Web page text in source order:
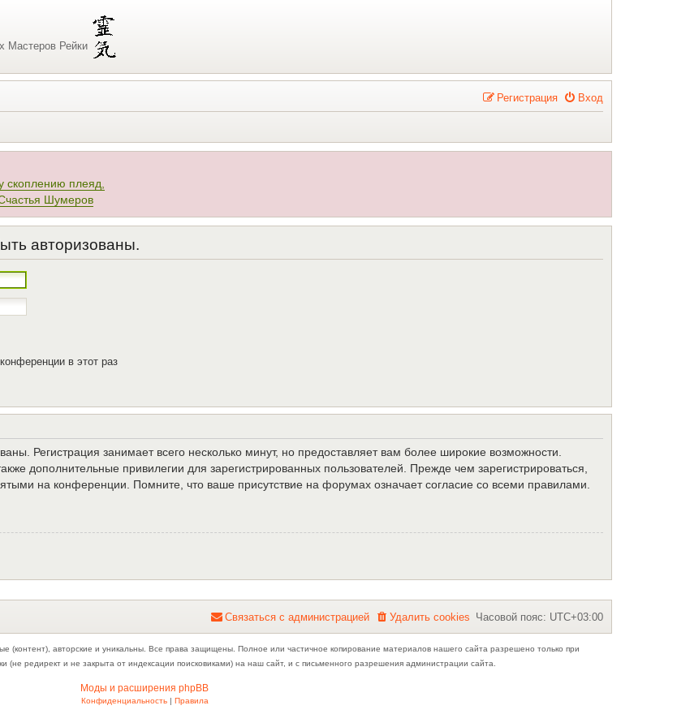
Мастеров Рейки
Вход
Регистрация
скоплению плеяд,
Шумеров
авторизованы.
в этот раз
Регистрация занимает всего несколько минут, но предоставляет вам более широкие возможности.
дополнительные привилегии для зарегистрированных пользователей. Прежде чем зарегистрироваться,
на конференции. Помните, что ваше присутствие на форумах означает согласие со всеми правилами.
Часовой пояс: UTC+03:00
Удалить cookies
Связаться с администрацией
авторские и уникальны. Все права защищены. Полное или частичное копирование материалов нашего сайта разрешено только при
(не редирект и не закрыта от индексации поисковиками) на наш сайт, и с письменного разрешения администрации сайта.
Моды и расширения phpBB
Конфиденциальность| Правила